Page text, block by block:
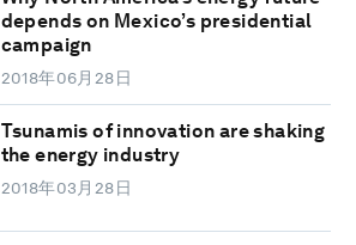
depends on Mexico’s presidential
campaign
2018年06月28日
Tsunamis of innovation are shaking
the energy industry
2018年03月28日